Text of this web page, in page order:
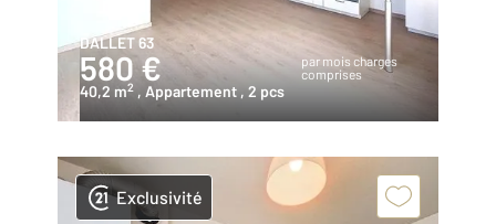
DALLET 63
580 €
par mois charges
comprises
40,2 m2 , Appartement , 2 pcs
Exclusivité